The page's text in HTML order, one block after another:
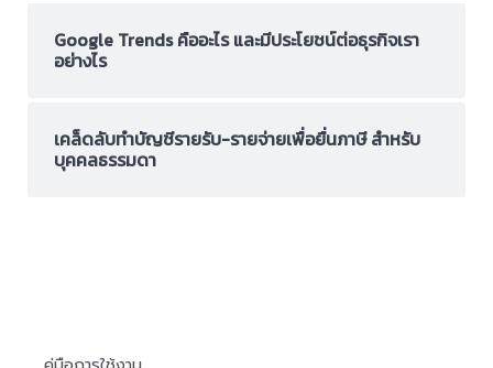
Google Trends คืออะไร และมีประโยชน์ต่อธุรกิจเรา
อย่างไร
เคล็ดลับทำบัญชีรายรับ-รายจ่ายเพื่อยื่นภาษี สำหรับ
บุคคลธรรมดา